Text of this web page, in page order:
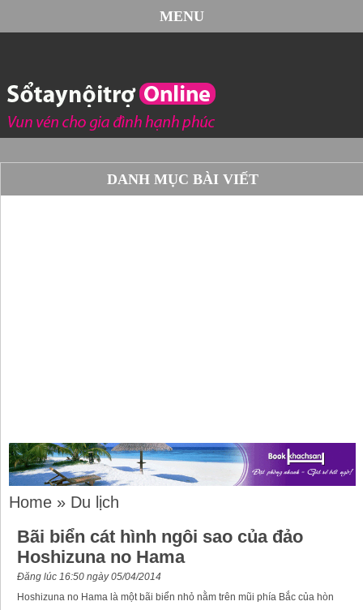
MENU
DANH MỤC BÀI VIẾT
Home » Du lịch
Bãi biển cát hình ngôi sao của đảo
Hoshizuna no Hama
Đăng lúc 16:50 ngày 05/04/2014
Hoshizuna no Hama là một bãi biển nhỏ nằm trên mũi phía Bắc của hòn